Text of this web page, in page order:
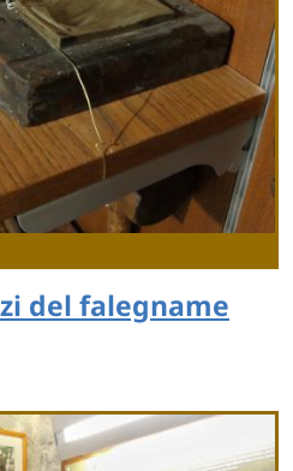
del falegname